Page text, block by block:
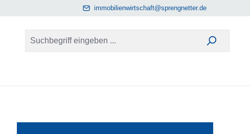
immobilienwirtschaft@sprengnetter.de